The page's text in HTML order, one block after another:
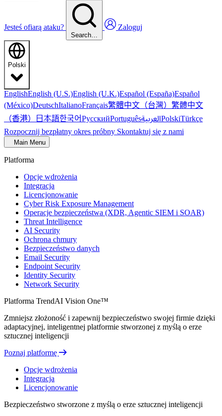
Jesteś ofiarą ataku?
Search…
Zaloguj
Polski
EnglishEnglish (U.S.)English (U.K.)Español (España)Español
(México)DeutschItalianoFrançais繁體中文（台灣） 繁體中文
（香港） 日本語한국어РусскийPortuguêsالعربيةPolskiTürkçe
Rozpocznij bezpłatny okres próbny Skontaktuj się z nami
Main Menu
Platforma
Opcje wdrożenia
Integracja
Licencjonowanie
Cyber Risk Exposure Management
Operacje bezpieczeństwa (XDR, Agentic SIEM i SOAR)
Threat Intelligence
AI Security
Ochrona chmury
Bezpieczeństwo danych
Email Security
Endpoint Security
Identity Security
Network Security
Platforma TrendAI Vision One™
Zmniejsz złożoność i zapewnij bezpieczeństwo swojej firmie dzięki
adaptacyjnej, inteligentnej platformie stworzonej z myślą o erze
sztucznej inteligencji
Poznaj platformę
Opcje wdrożenia
Integracja
Licencjonowanie
Bezpieczeństwo stworzone z myślą o erze sztucznej inteligencji